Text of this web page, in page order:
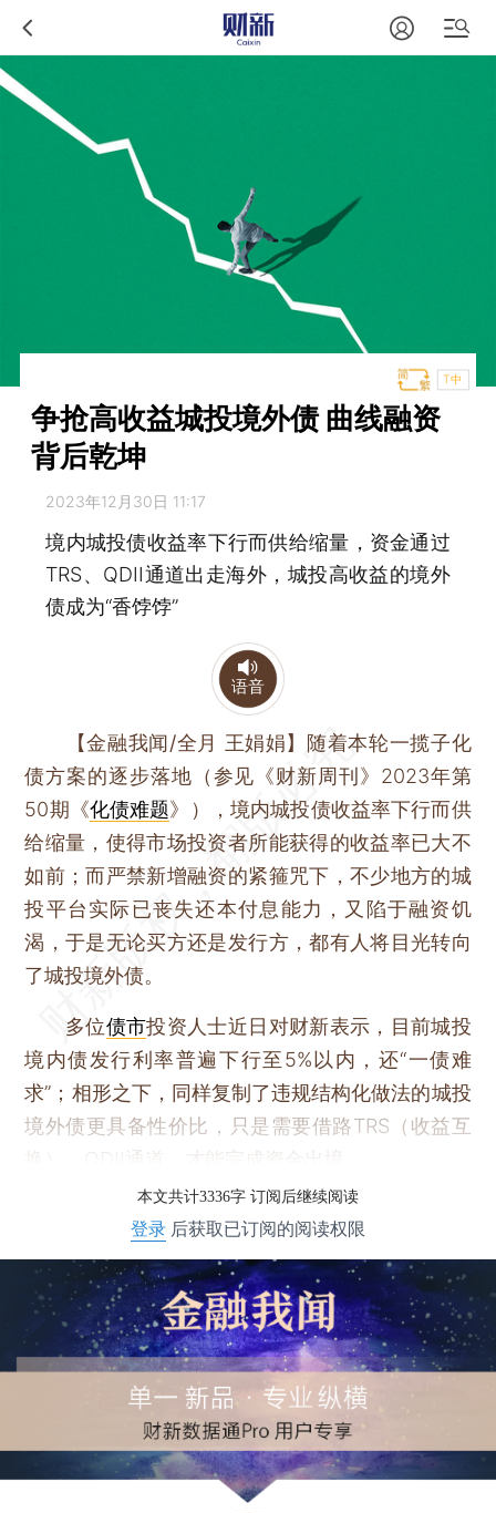
T中
争抢高收益城投境外债 曲线融资
背后乾坤
2023年12月30日 11:17
境内城投债收益率下行而供给缩量，资金通过
TRS、QDII通道出走海外，城投高收益的境外
债成为“香饽饽”
语音
【金融我闻/全月 王娟娟】 随着本轮一揽子化
债方案的逐步落地（参见《财新周刊》2023年第
50期《化债难题》），境内城投债收益率下行而供
给缩量，使得市场投资者所能获得的收益率已大不
如前；而严禁新增融资的紧箍咒下，不少地方的城
投平台实际已丧失还本付息能力，又陷于融资饥
渴，于是无论买方还是发行方，都有人将目光转向
了城投境外债。
多位债市投资人士近日对财新表示，目前城投
境内债发行利率普遍下行至5%以内，还“一债难
求”；相形之下，同样复制了违规结构化做法的城投
境外债更具备性价比，只是需要借路TRS（收益互
换）、QDII通道，才能完成资金出境。
本文共计3336字 订阅后继续阅读
登录 后获取已订阅的阅读权限